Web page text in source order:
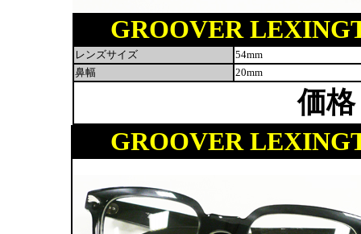
GROOVER
レンズサイズ
54mm
鼻幅
20mm
価格
GROOVER